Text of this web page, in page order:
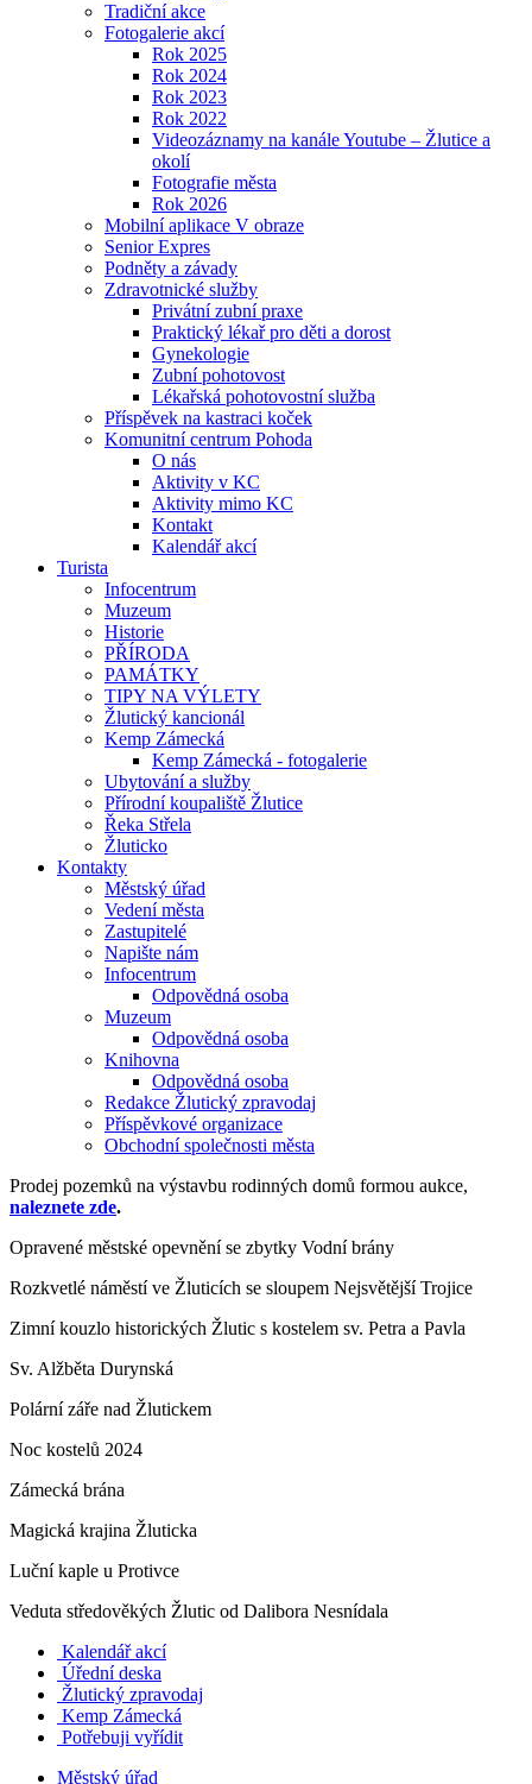
Tradiční akce
Fotogalerie akcí
Rok 2025
Rok 2024
Rok 2023
Rok 2022
Videozáznamy na kanále Youtube – Žlutice a
okolí
Fotografie města
Rok 2026
Mobilní aplikace V obraze
Senior Expres
Podněty a závady
Zdravotnické služby
Privátní zubní praxe
Praktický lékař pro děti a dorost
Gynekologie
Zubní pohotovost
Lékařská pohotovostní služba
Příspěvek na kastraci koček
Komunitní centrum Pohoda
O nás
Aktivity v KC
Aktivity mimo KC
Kontakt
Kalendář akcí
Turista
Infocentrum
Muzeum
Historie
PŘÍRODA
PAMÁTKY
TIPY NA VÝLETY
Žlutický kancionál
Kemp Zámecká
Kemp Zámecká - fotogalerie
Ubytování a služby
Přírodní koupaliště Žlutice
Řeka Střela
Žluticko
Kontakty
Městský úřad
Vedení města
Zastupitelé
Napište nám
Infocentrum
Odpovědná osoba
Muzeum
Odpovědná osoba
Knihovna
Odpovědná osoba
Redakce Žlutický zpravodaj
Příspěvkové organizace
Obchodní společnosti města
Prodej pozemků na výstavbu rodinných domů formou aukce,
naleznete zde.
Opravené městské opevnění se zbytky Vodní brány
Rozkvetlé náměstí ve Žluticích se sloupem Nejsvětější Trojice
Zimní kouzlo historických Žlutic s kostelem sv. Petra a Pavla
Sv. Alžběta Durynská
Polární záře nad Žlutickem
Noc kostelů 2024
Zámecká brána
Magická krajina Žluticka
Luční kaple u Protivce
Veduta středověkých Žlutic od Dalibora Nesnídala
Kalendář akcí
Úřední deska
Žlutický zpravodaj
Kemp Zámecká
Potřebuji vyřídit
Městský úřad